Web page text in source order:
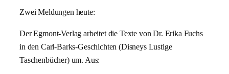
Zwei Meldungen heute:
Der Egmont-Verlag arbeitet die Texte von Dr. Erika Fuchs
in den Carl-Barks-Geschichten (Disneys Lustige
Taschenbücher) um. Aus: